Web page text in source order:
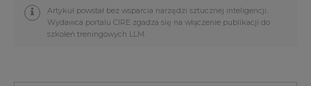
Artykuł powstał bez wsparcia narzędzi sztucznej inteligencji.
Wydawca portalu CIRE zgadza się na włączenie publikacji do
szkoleń treningowych LLM.